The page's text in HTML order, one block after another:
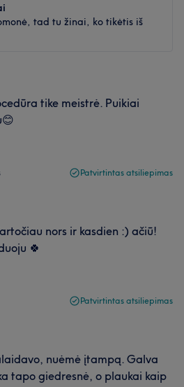
tad tu žinai, ko tikėtis iš
tike meistrė. Puikiai
Patvirtintas atsiliepimas
nors ir kasdien :) ačiū!
🍀
Patvirtintas atsiliepimas
nuėmė įtampą. Galva
tapo giedresnė, o plaukai kaip